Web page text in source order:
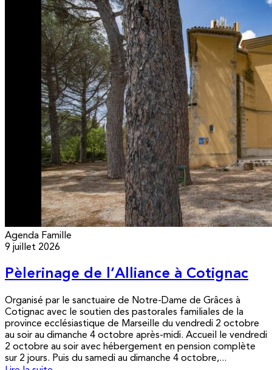
Agenda Famille
9 juillet 2026
Pèlerinage de l’Alliance à Cotignac
Organisé par le sanctuaire de Notre-Dame de Grâces à
Cotignac avec le soutien des pastorales familiales de la
province ecclésiastique de Marseille du vendredi 2 octobre
au soir au dimanche 4 octobre après-midi. Accueil le vendredi
2 octobre au soir avec hébergement en pension complète
sur 2 jours. Puis du samedi au dimanche 4 octobre,...